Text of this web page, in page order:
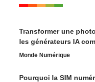
Transformer une
les générateurs IA
Monde Numérique
Pourquoi la SIM